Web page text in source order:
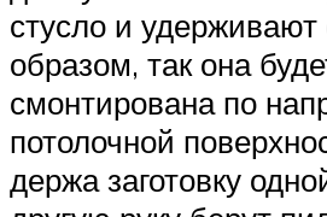
стусло и удерживают
образом, так она
смонтирована по
потолочной
держа заготовку